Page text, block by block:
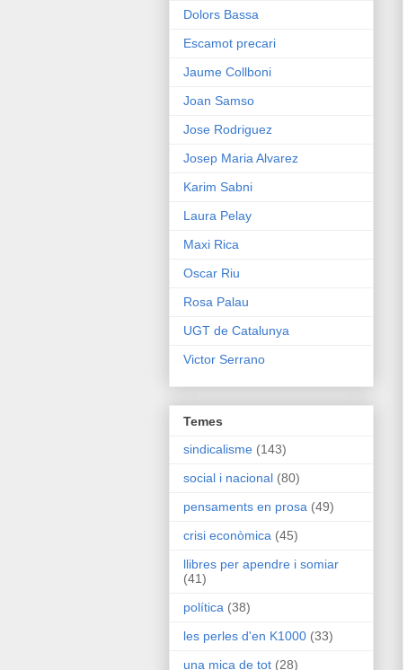
Dolors Bassa
Escamot precari
Jaume Collboni
Joan Samso
Jose Rodriguez
Josep Maria Alvarez
Karim Sabni
Laura Pelay
Maxi Rica
Oscar Riu
Rosa Palau
UGT de Catalunya
Victor Serrano
Temes
sindicalisme (143)
social i nacional (80)
pensaments en prosa (49)
crisi econòmica (45)
llibres per apendre i somiar
(41)
política (38)
les perles d'en K1000 (33)
una mica de tot (28)